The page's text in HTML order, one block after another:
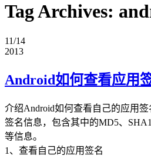
Tag Archives:
11/14
2013
Android如何查看应用
介绍Android如何查看自己的应用
签名信息，包含其中的MD5、
等信息。
1、查看自己的应用签名